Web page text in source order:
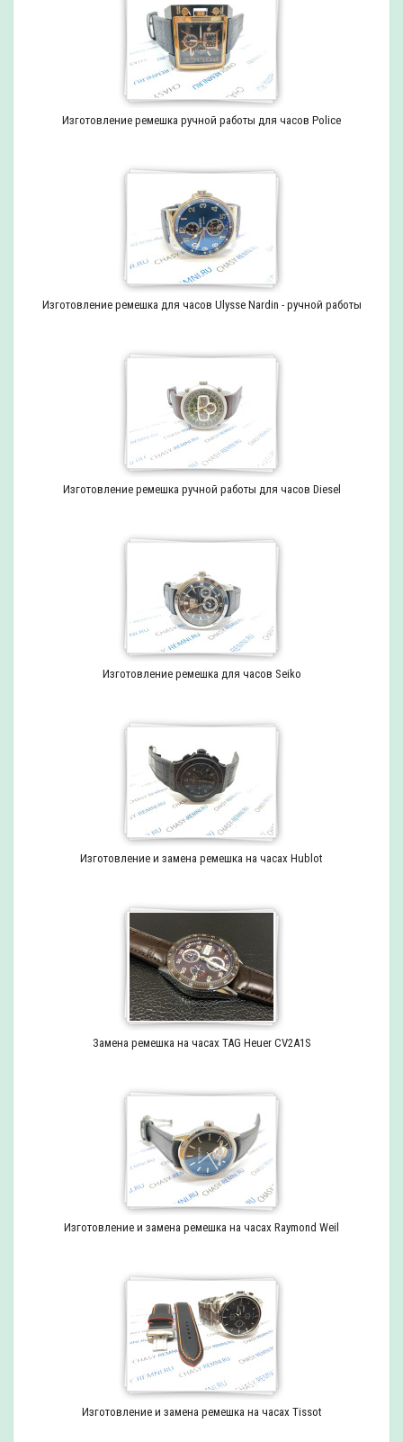
Изготовление ремешка ручной работы для часов Police
Изготовление ремешка для часов Ulysse Nardin - ручной работы
Изготовление ремешка ручной работы для часов Diesel
Изготовление ремешка для часов Seiko
Изготовление и замена ремешка на часах Hublot
Замена ремешка на часах TAG Heuer CV2A1S
Изготовление и замена ремешка на часах Raymond Weil
Изготовление и замена ремешка на часах Tissot